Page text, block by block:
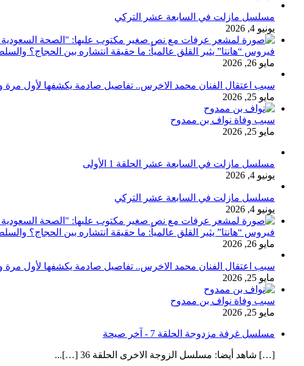
مسلسل مازلت في السابعة عشر التركي
يونيو 4, 2026
فيروس “هانتا” يثير القلق عالمياً: ما حقيقة انتشاره بين الحجاج؟
مايو 26, 2026
سبب اعتقال الفنان محمد الاخرس.. تفاصيل صادمة يكشفها لأول مرة
مايو 25, 2026
سبب وفاة نواف بن ممدوح
مايو 25, 2026
مسلسل مازلت في السابعة عشر الحلقة 1 الأولى
يونيو 4, 2026
مسلسل مازلت في السابعة عشر التركي
يونيو 4, 2026
فيروس “هانتا” يثير القلق عالمياً: ما حقيقة انتشاره بين الحجاج؟
مايو 26, 2026
سبب اعتقال الفنان محمد الاخرس.. تفاصيل صادمة يكشفها لأول مرة
مايو 25, 2026
سبب وفاة نواف بن ممدوح
مايو 25, 2026
مسلسل غرفة مزدوجة الحلقة 7 - آخر صيحة
[…] شاهد أيضا: مسلسل الزوجة الاخرى الحلقة 36 […]...